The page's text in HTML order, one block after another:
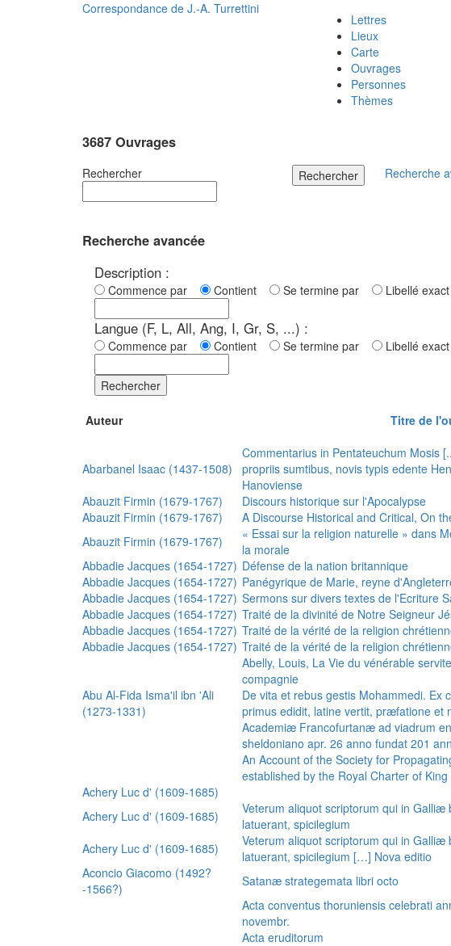
Correspondance de J.-A. Turrettini
Lettres
Lieux
Carte
Ouvrages
Personnes
Thèmes
3687 Ouvrages
Rechercher Rechercher Recherche
Recherche avancée
Description :
Commence par Contient Se termine par Libellé exact
Langue (F, L, All, Ang, I, Gr, S, ...) :
Commence par Contient Se termine par Libellé exact
Rechercher
Auteur Titre de
Abarbanel Isaac (1437-1508)
Commentarius in Pentateuchum Mosis
propriis sumtibus, novis typis edente
Hanoviense
Abauzit Firmin (1679-1767)
Discours historique sur l'Apocalypse
Abauzit Firmin (1679-1767)
A Discourse Historical and Critical, On
Abauzit Firmin (1679-1767)
« Essai sur la religion naturelle » dans
la morale
Abbadie Jacques (1654-1727) Défense de la nation britannique
Abbadie Jacques (1654-1727) Panégyrique de Marie, reyne
Abbadie Jacques (1654-1727) Sermons sur divers textes de l'Ecriture
Abbadie Jacques (1654-1727) Traité de la divinité de Notre Seigneur
Abbadie Jacques (1654-1727) Traité de la vérité de la religion
Abbadie Jacques (1654-1727) Traité de la vérité de la religion
Abelly, Louis, La Vie du vénérable
compagnie
Abu Al-Fida Isma'il ibn 'Ali
(1273-1331)
De vita et rebus gestis Mohammedi. Ex
primus edidit, latine vertit, præfatione et
Academiæ Francofurtanæ ad viadrum
sheldoniano apr. 26 anno fundat 201
An Account of the Society for
established by the Royal Charter of King
Achery Luc d' (1609-1685)
Achery Luc d' (1609-1685)
Veterum aliquot scriptorum qui in Galliæ
latuerant, spicilegium
Achery Luc d' (1609-1685)
Veterum aliquot scriptorum qui in Galliæ
latuerant, spicilegium […] Nova editio
Aconcio Giacomo (1492?
-1566?)
Satanæ strategemata libri octo
Acta conventus thoruniensis celebrati
novembr.
Acta eruditorum